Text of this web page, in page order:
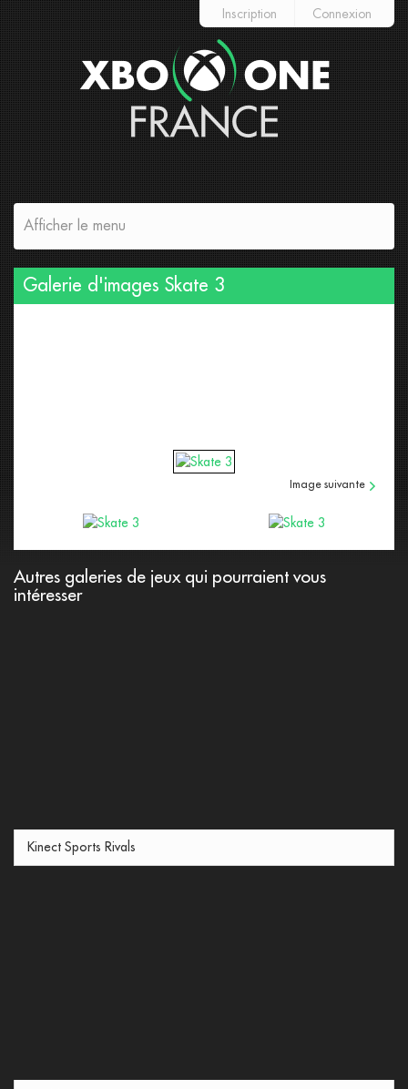
Inscription Connexion
Afficher le menu
Galerie d'images Skate 3
Image suivante
Autres galeries de jeux qui pourraient vous
intéresser
Kinect Sports Rivals